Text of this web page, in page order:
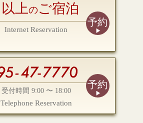
以上のご宿泊
Internet Reservation
予約
受付時間 9:00 〜 18:00
Telephone Reservation
予約